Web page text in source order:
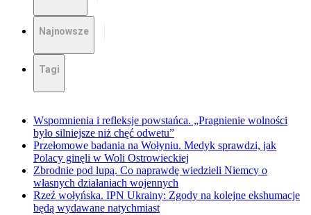
Najnowsze
Tagi
Wspomnienia i refleksje powstańca. „Pragnienie wolności
było silniejsze niż chęć odwetu”
Przełomowe badania na Wołyniu. Medyk sprawdzi, jak
Polacy ginęli w Woli Ostrowieckiej
Zbrodnie pod lupą. Co naprawdę wiedzieli Niemcy o
własnych działaniach wojennych
Rzeź wołyńska. IPN Ukrainy: Zgody na kolejne ekshumacje
będą wydawane natychmiast